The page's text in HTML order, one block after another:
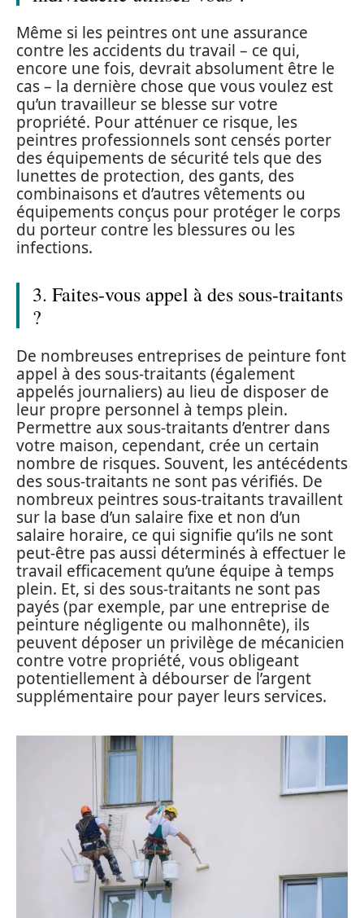
Même si les peintres ont une assurance
contre les accidents du travail – ce qui,
encore une fois, devrait absolument être le
cas – la dernière chose que vous voulez est
qu’un travailleur se blesse sur votre
propriété. Pour atténuer ce risque, les
peintres professionnels sont censés porter
des équipements de sécurité tels que des
lunettes de protection, des gants, des
combinaisons et d’autres vêtements ou
équipements conçus pour protéger le corps
du porteur contre les blessures ou les
infections.
3. Faites-vous appel à des sous-traitants
?
De nombreuses entreprises de peinture font
appel à des sous-traitants (également
appelés journaliers) au lieu de disposer de
leur propre personnel à temps plein.
Permettre aux sous-traitants d’entrer dans
votre maison, cependant, crée un certain
nombre de risques. Souvent, les antécédents
des sous-traitants ne sont pas vérifiés. De
nombreux peintres sous-traitants travaillent
sur la base d’un salaire fixe et non d’un
salaire horaire, ce qui signifie qu’ils ne sont
peut-être pas aussi déterminés à effectuer le
travail efficacement qu’une équipe à temps
plein. Et, si des sous-traitants ne sont pas
payés (par exemple, par une entreprise de
peinture négligente ou malhonnête), ils
peuvent déposer un privilège de mécanicien
contre votre propriété, vous obligeant
potentiellement à débourser de l’argent
supplémentaire pour payer leurs services.